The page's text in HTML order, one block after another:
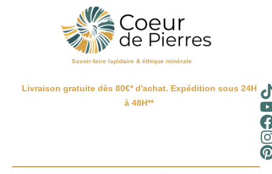
Savoir-faire lapidaire & éthique minérale
Livraison gratuite dès 80€* d'achat. Expédition sous 24H
à 48H**